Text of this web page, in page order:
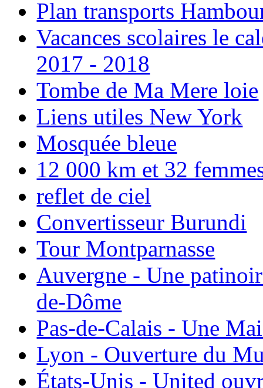
Plan transports
Vacances scolaires le
2017 - 2018
Tombe de Ma Mere loie
Liens utiles New York
Mosquée bleue
12 000 km et 32
reflet de ciel
Convertisseur Burundi
Tour Montparnasse
Auvergne - Une
de-Dôme
Pas-de-Calais - Une
Lyon - Ouverture du
États-Unis - United